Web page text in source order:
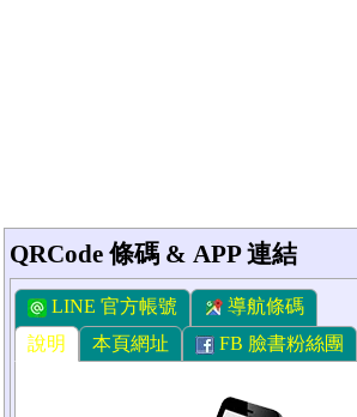
QRCode 條碼 & APP 連結
說明 本頁網址 FB 臉書粉絲團
LINE 官方帳號 導航條碼